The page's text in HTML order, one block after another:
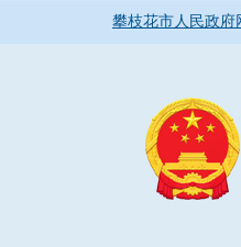
攀枝花市人民政府